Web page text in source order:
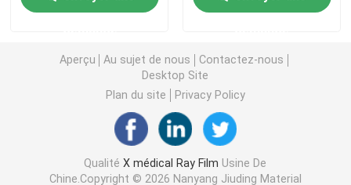
papier de photo de rc
Film de transfert de chaleur
film thermique médical
transfert de chaleur
Aperçu Au sujet de nous
Contactez-nous
Desktop Site
Plan du site
Privacy Policy
QualitéX médical Ray Film Usine De
Chine.Copyright © 2026 Nanyang Jiuding Material